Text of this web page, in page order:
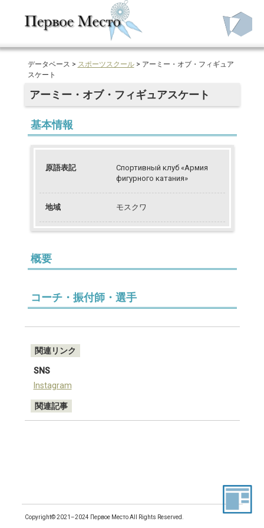
データベース > スポーツスクール> アーミー・オブ・フィギュア
スケート
アーミー・オブ・フィギュアスケート
基本情報
原語表記
Спортивный клуб «Армия
фигурного катания»
地域 モスクワ
概要
コーチ・振付師・選手
関連リンク
SNS
Instagram
関連記事
Copyright© 2021–2024 Первое Место All Rights Reserved.